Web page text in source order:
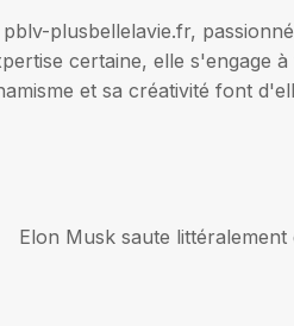
plusbellelavie.fr,
certaine, elle s'engage
et sa créativité font
Elon Musk saute